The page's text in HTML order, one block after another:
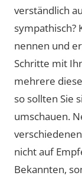
verständlich
sympathisch?
nennen und
Schritte mit
mehrere
so sollten Sie
umschauen.
nicht auf
Bekannten,